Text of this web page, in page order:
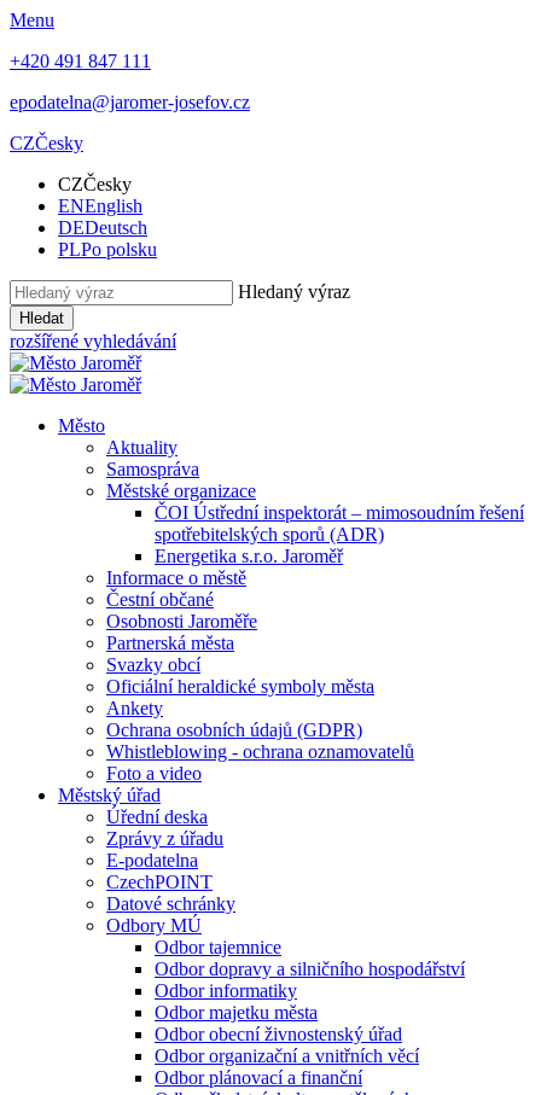
Menu
+420 491 847 111
epodatelna@jaromer-josefov.cz
CZČesky
CZČesky
ENEnglish
DEDeutsch
PLPo polsku
Hledaný výraz
Hledat
rozšířené vyhledávání
Město
Aktuality
Samospráva
Městské organizace
ČOI Ústřední inspektorát – mimosoudním řešení
spotřebitelských sporů (ADR)
Energetika s.r.o. Jaroměř
Informace o městě
Čestní občané
Osobnosti Jaroměře
Partnerská města
Svazky obcí
Oficiální heraldické symboly města
Ankety
Ochrana osobních údajů (GDPR)
Whistleblowing - ochrana oznamovatelů
Foto a video
Městský úřad
Úřední deska
Zprávy z úřadu
E-podatelna
CzechPOINT
Datové schránky
Odbory MÚ
Odbor tajemnice
Odbor dopravy a silničního hospodářství
Odbor informatiky
Odbor majetku města
Odbor obecní živnostenský úřad
Odbor organizační a vnitřních věcí
Odbor plánovací a finanční